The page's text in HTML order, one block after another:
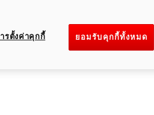
ยอมรับคุกกี้ทั้งหมด
รตั้งค่าคุกกี้